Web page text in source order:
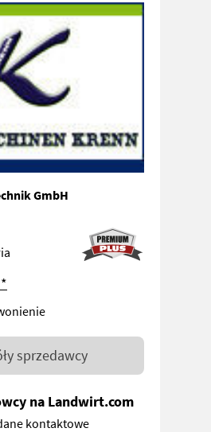
GmbH
sprzedawcy
na Landwirt.com
kontaktowe